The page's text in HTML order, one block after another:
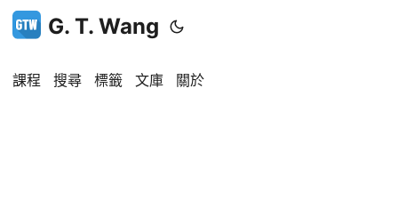
G. T. Wang
課程 搜尋 標籤 文庫 關於